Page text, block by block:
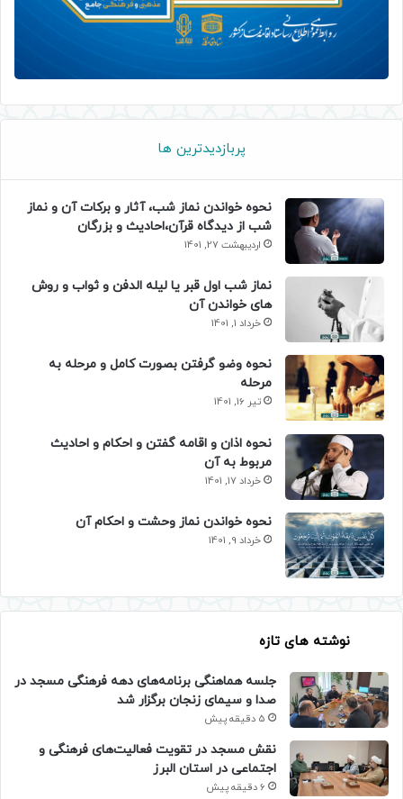
پربازدیدترین ها
نحوه خواندن نماز شب، آثار و برکات آن و نماز
شب از دیدگاه قرآن،احادیث و بزرگان
اردیبهشت 27, 1401
نماز شب اول قبر یا لیله الدفن و ثواب و روش
های خواندن آن
خرداد 1, 1401
نحوه وضو گرفتن بصورت کامل و مرحله به
مرحله
تیر 16, 1401
نحوه اذان و اقامه گفتن و احکام و احادیث
مربوط به آن
خرداد 17, 1401
نحوه خواندن نماز وحشت و احکام آن
خرداد 9, 1401
نوشته های تازه
جلسه هماهنگی برنامه‌های دهه فرهنگی مسجد در
صدا و سیمای زنجان برگزار شد
5 دقیقه پیش
نقش مسجد در تقویت فعالیت‌های فرهنگی و
اجتماعی در استان البرز
6 دقیقه پیش